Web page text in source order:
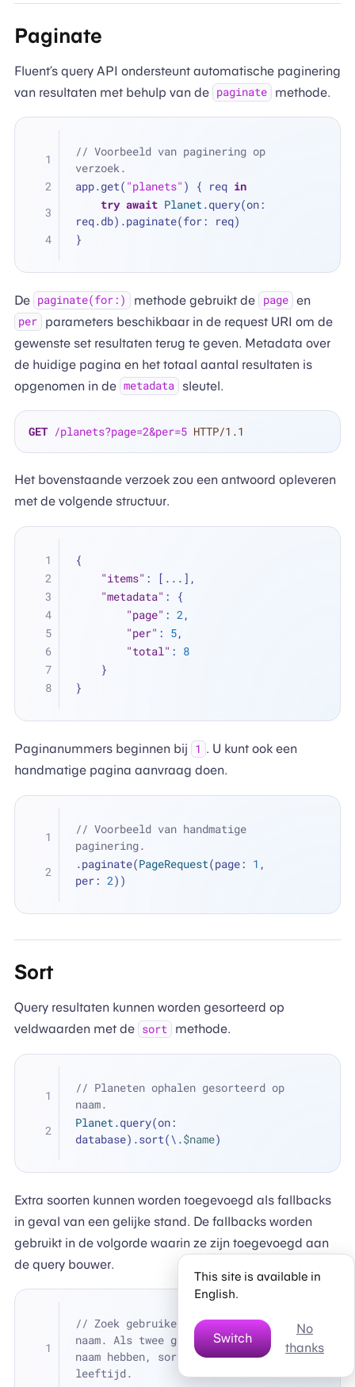
Paginate
Fluent’s query API ondersteunt automatische paginering
van resultaten met behulp van de paginate methode.
// Voorbeeld van paginering op
verzoek.
app.get( "planets" ) { req in
try await Planet .query(on:
req.db).paginate(for: req)
}
De paginate(for:) methode gebruikt de page en
per
parameters beschikbaar in de request URI om de
gewenste set resultaten terug te geven. Metadata over
de huidige pagina en het totaal aantal resultaten is
opgenomen in de metadata sleutel.
GET /planets?page=2&per=5 HTTP/1.1
Het bovenstaande verzoek zou een antwoord opleveren
met de volgende structuur.
{
"items" : [ ... ] ,
"metadata" :
{
"page" : 2,
"per" : 5,
"total" : 8
}
}
Paginanummers beginnen bij 1 . U kunt ook een
handmatige pagina aanvraag doen.
// Voorbeeld van handmatige
paginering.
.paginate(PageRequest(page: 1 ,
per: 2))
Sort
Query resultaten kunnen worden gesorteerd op
veldwaarden met de sort methode.
// Planeten ophalen gesorteerd op
naam.
Planet.query(on:
database).sort(\.$name)
Extra soorten kunnen worden toegevoegd als fallbacks
in geval van een gelijke stand. De fallbacks worden
gebruikt in de volgorde waarin ze zijn toegevoegd aan
de query bouwer.
// Zoek gebruikers gesorteerd op
naam. Als twee gebruikers dezelfde
naam hebben, sorteer ze dan op
leeftijd.
This site is available in
English.
Switch
No
thanks